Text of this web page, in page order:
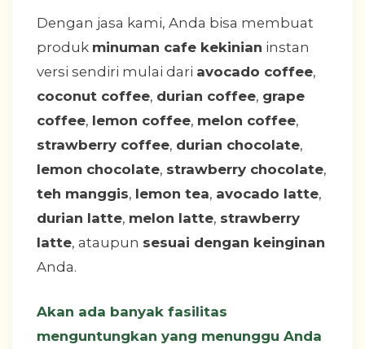
Dengan jasa kami, Anda bisa membuat
produk minuman cafe kekinian instan
versi sendiri mulai dari avocado coffee,
coconut coffee, durian coffee, grape
coffee, lemon coffee, melon coffee,
strawberry coffee, durian chocolate,
lemon chocolate, strawberry chocolate,
teh manggis, lemon tea, avocado latte,
durian latte, melon latte, strawberry
latte, ataupun sesuai dengan keinginan
Anda.
Akan ada banyak fasilitas
menguntungkan yang menunggu Anda